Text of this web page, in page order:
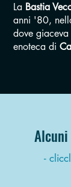
La Bastia
anni '80,
dove
enoteca di
-